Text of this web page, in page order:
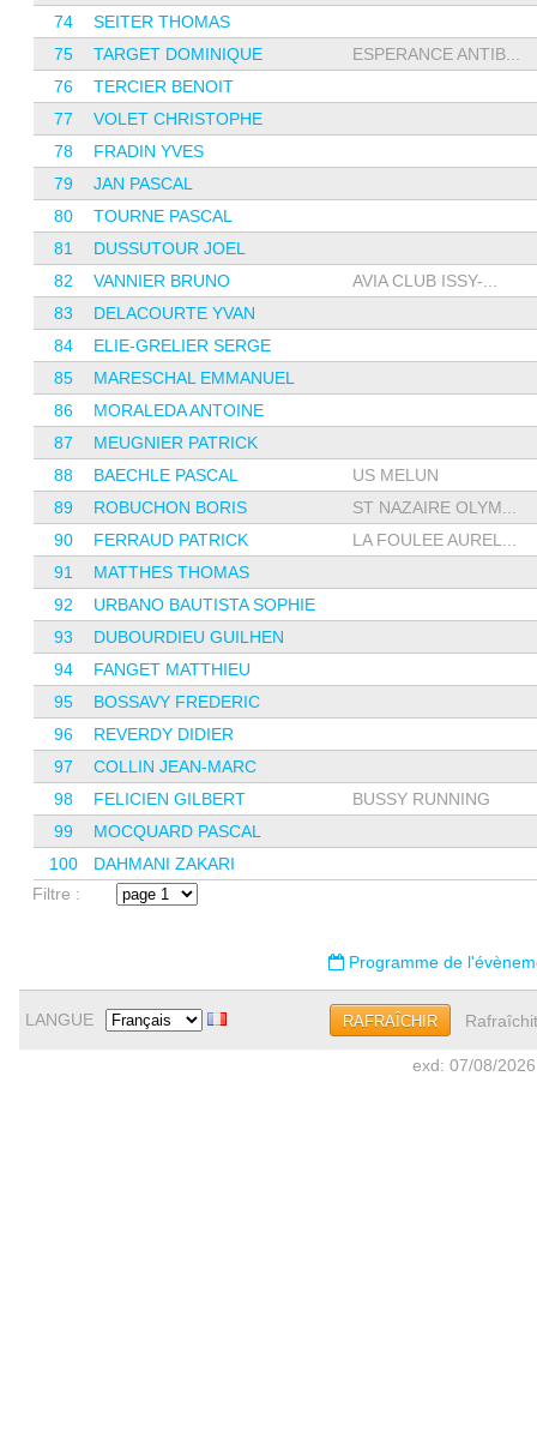
74
SEITER THOMAS
75
TARGET DOMINIQUE
ESPERANCE ANTIB...
76
TERCIER BENOIT
77
VOLET CHRISTOPHE
78
FRADIN YVES
79
JAN PASCAL
80
TOURNE PASCAL
81
DUSSUTOUR JOEL
82
VANNIER BRUNO
AVIA CLUB ISSY-...
83
DELACOURTE YVAN
84
ELIE-GRELIER SERGE
85
MARESCHAL EMMANUEL
86
MORALEDA ANTOINE
87
MEUGNIER PATRICK
88
BAECHLE PASCAL
US MELUN
89
ROBUCHON BORIS
ST NAZAIRE OLYM...
90
FERRAUD PATRICK
LA FOULEE AUREL...
91
MATTHES THOMAS
92
URBANO BAUTISTA SOPHIE
93
DUBOURDIEU GUILHEN
94
FANGET MATTHIEU
95
BOSSAVY FREDERIC
96
REVERDY DIDIER
97
COLLIN JEAN-MARC
98
FELICIEN GILBERT
BUSSY RUNNING
99
MOCQUARD PASCAL
100
DAHMANI ZAKARI
Filtre :
Programme de
LANGUE RAFRAÎCHIR
exd: 07/08/